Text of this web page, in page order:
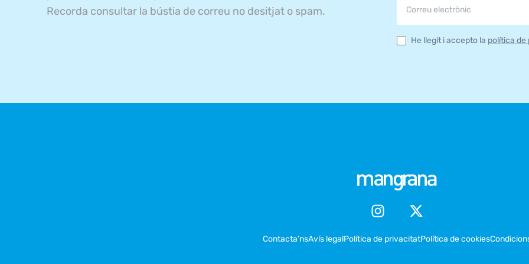
Recorda consultar la bústia de correu no desitjat o spam.
He llegit i accepto la política
Contacta’nsAvís legalPolítica de privacitatPolítica de cookies